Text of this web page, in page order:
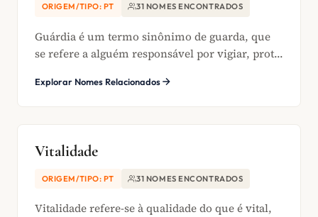
ORIGEM/TIPO: PT 31 NOMES ENCONTRADOS
Guárdia é um termo sinônimo de guarda, que
se refere a alguém responsável por vigiar, prot...
Explorar Nomes Relacionados
Vitalidade
ORIGEM/TIPO: PT 31 NOMES ENCONTRADOS
Vitalidade refere-se à qualidade do que é vital,